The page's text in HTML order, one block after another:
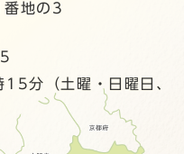
地の3
分（土曜・日曜日、